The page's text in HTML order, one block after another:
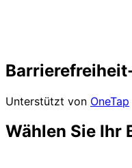
Unterstützt von OneTap
Wählen Sie Ihr